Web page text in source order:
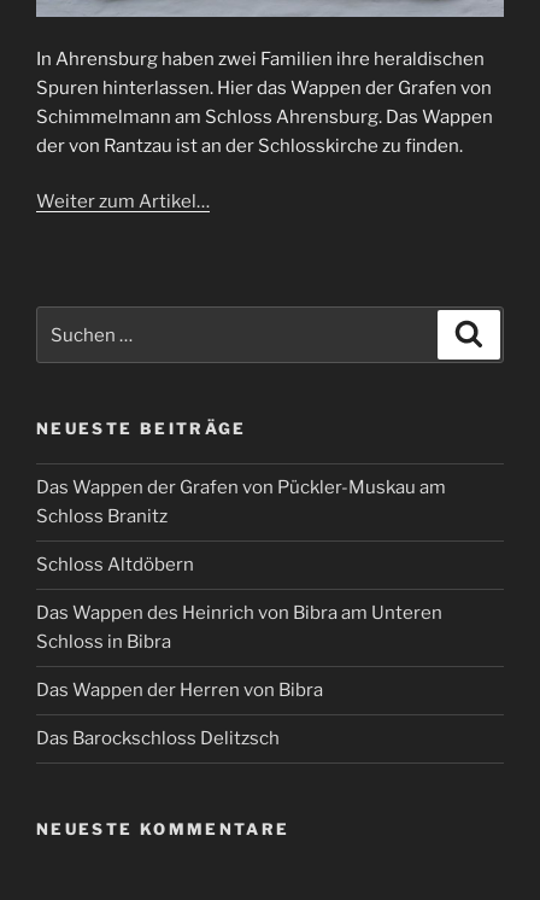
In Ahrensburg haben zwei Familien ihre heraldischen
Spuren hinterlassen. Hier das Wappen der Grafen von
Schimmelmann am Schloss Ahrensburg. Das Wappen
der von Rantzau ist an der Schlosskirche zu finden.
Weiter zum Artikel…
nach:
NEUESTE BEITRÄGE
Das Wappen der Grafen von Pückler-Muskau am
Schloss Branitz
Schloss Altdöbern
Das Wappen des Heinrich von Bibra am Unteren
Schloss in Bibra
Das Wappen der Herren von Bibra
Das Barockschloss Delitzsch
NEUESTE KOMMENTARE